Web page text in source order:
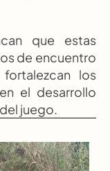
que estas
de encuentro
los
el desarrollo
juego.